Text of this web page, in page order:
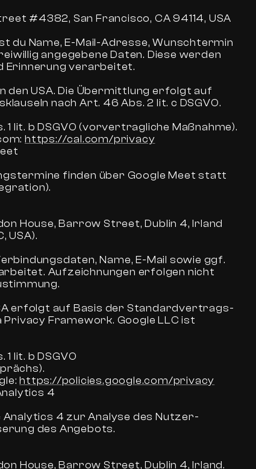
#4382, San Francisco, CA 94114, USA
du Name, E-Mail-Adresse, Wunschtermin
angegebene Daten. Diese werden
Erinnerung verarbeitet.
den USA. Die Übermittlung erfolgt auf
nach Art. 46 Abs. 2 lit. c DSGVO.
lit. b DSGVO (vorvertragliche Maßnahme).
https://cal.com/privacy
finden über Google Meet statt
House, Barrow Street, Dublin 4, Irland
USA).
Name, E-Mail sowie ggf.
Aufzeichnungen erfolgen nicht
erfolgt auf Basis der Standardvertrags-
Privacy Framework. Google LLC ist
lit. b DSGVO
https://policies.google.com/privacy
4
4 zur Analyse des Nutzer-
des Angebots.
House, Barrow Street, Dublin 4, Irland.